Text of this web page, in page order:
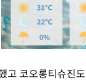
고 코오롱티슈진